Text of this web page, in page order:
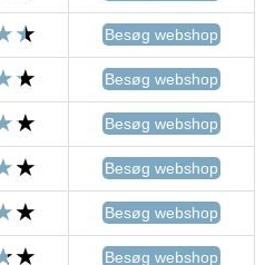
Besøg webshop
Besøg webshop
Besøg webshop
Besøg webshop
Besøg webshop
Besøg webshop